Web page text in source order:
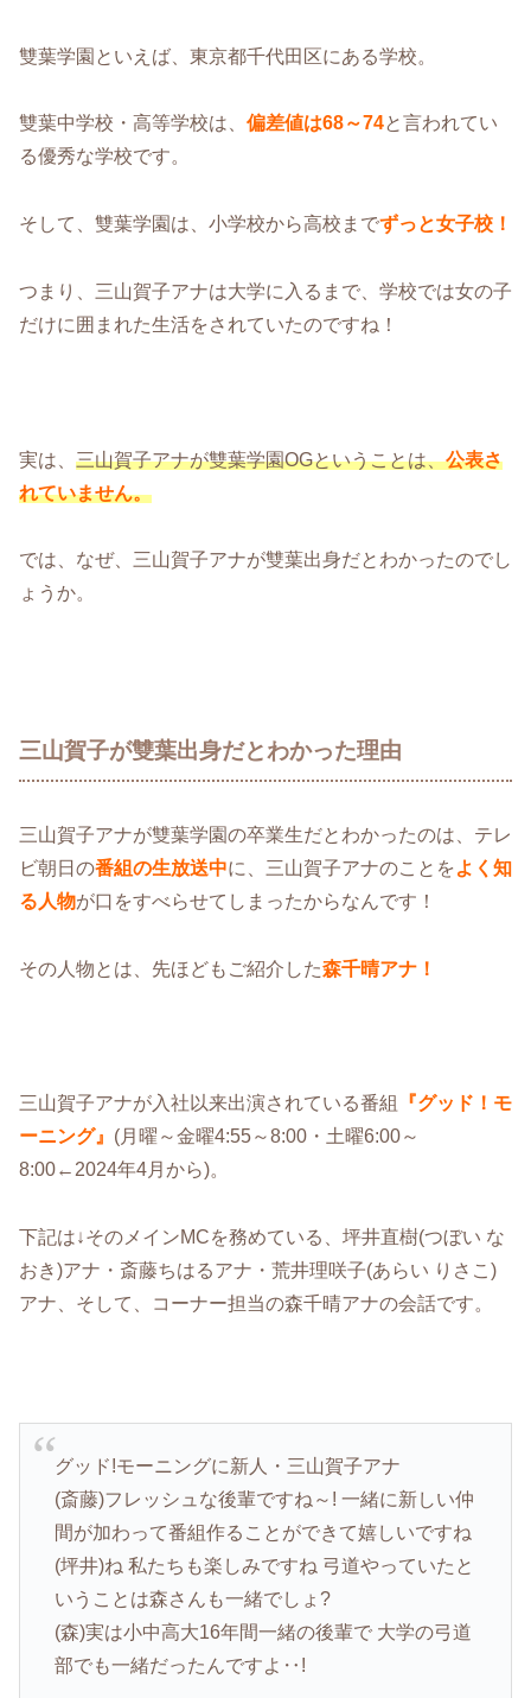
雙葉学園といえば、東京都千代田区にある学校。
雙葉中学校・高等学校は、 偏差値は68～74と言われてい
る優秀な学校です。
そして、雙葉学園は、小学校から高校までずっと女子校！
つまり、三山賀子アナは大学に入るまで、学校では女の子
だけに囲まれた生活をされていたのですね！
実は、 三山賀子アナが雙葉学園OGということは、公表さ
れていません。
では、なぜ、三山賀子アナが雙葉出身だとわかったのでし
ょうか。
三山賀子が雙葉出身だとわかった理由
三山賀子アナが雙葉学園の卒業生だとわかったのは、テレ
ビ朝日の番組の生放送中に、三山賀子アナのことを よく知
る人物が口をすべらせてしまったからなんです！
その人物とは、先ほどもご紹介した森千晴アナ！
三山賀子アナが入社以来出演されている番組
『グッド！モ
ーニング』 (月曜～金曜4:55～8:00・土曜6:00～
8:00←2024年4月から)。
下記は↓そのメインMCを務めている、坪井直樹(つぼい な
おき)アナ・斎藤ちはるアナ・荒井理咲子(あらい りさこ)
アナ、そして、コーナー担当の森千晴アナの会話です。
グッド!モーニングに新人・三山賀子アナ
(斎藤)フレッシュな後輩ですね～! 一緒に新しい仲
間が加わって番組作ることができて嬉しいですね
(坪井)ね 私たちも楽しみですね 弓道やっていたと
いうことは森さんも一緒でしょ?
(森)実は小中高大16年間一緒の後輩で 大学の弓道
部でも一緒だったんですよ‥!